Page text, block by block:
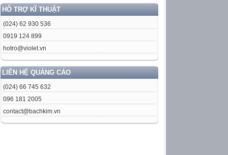
HỖ TRỢ KĨ THUẬT
(024) 62 930 536
0919 124 899
hotro@violet.vn
LIÊN HỆ QUẢNG CÁO
(024) 66 745 632
096 181 2005
contact@bachkim.vn